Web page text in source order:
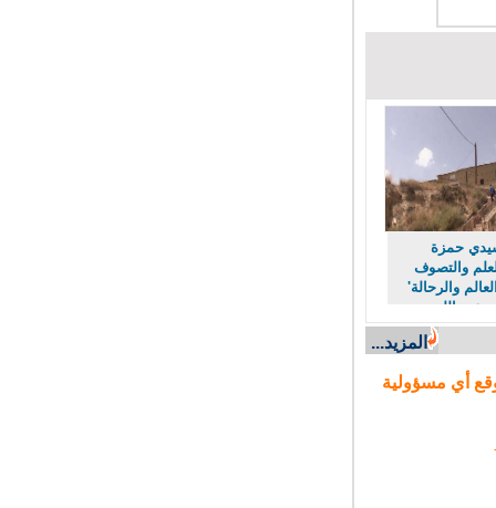
حمزة
والتصوف
والرحالة'
عبد الله
المزيد...
أي مسؤولية